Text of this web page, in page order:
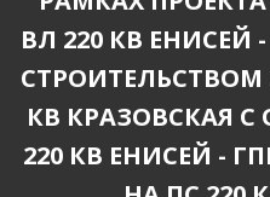
ВЛ 220 КВ ЕНИСЕЙ
СТРОИТЕЛЬСТВОМ
КВ КРАЗОВСКАЯ
220 КВ ЕНИСЕЙ -